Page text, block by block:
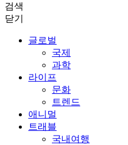
검색
닫기
글로벌
국제
과학
라이프
문화
트렌드
애니멀
트래블
국내여행